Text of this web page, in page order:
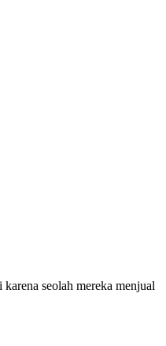
seolah mereka menjual